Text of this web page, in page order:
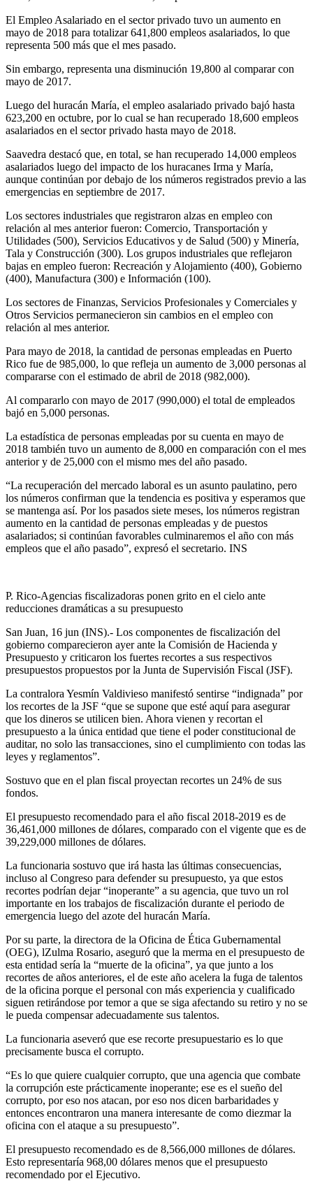
El Empleo Asalariado en el sector privado tuvo un aumento en
mayo de 2018 para totalizar 641,800 empleos asalariados, lo que
representa 500 más que el mes pasado.
Sin embargo, representa una disminución 19,800 al comparar con
mayo de 2017.
Luego del huracán María, el empleo asalariado privado bajó hasta
623,200 en octubre, por lo cual se han recuperado 18,600 empleos
asalariados en el sector privado hasta mayo de 2018.
Saavedra destacó que, en total, se han recuperado 14,000 empleos
asalariados luego del impacto de los huracanes Irma y María,
aunque continúan por debajo de los números registrados previo a las
emergencias en septiembre de 2017.
Los sectores industriales que registraron alzas en empleo con
relación al mes anterior fueron: Comercio, Transportación y
Utilidades (500), Servicios Educativos y de Salud (500) y Minería,
Tala y Construcción (300). Los grupos industriales que reflejaron
bajas en empleo fueron: Recreación y Alojamiento (400), Gobierno
(400), Manufactura (300) e Información (100).
Los sectores de Finanzas, Servicios Profesionales y Comerciales y
Otros Servicios permanecieron sin cambios en el empleo con
relación al mes anterior.
Para mayo de 2018, la cantidad de personas empleadas en Puerto
Rico fue de 985,000, lo que refleja un aumento de 3,000 personas al
compararse con el estimado de abril de 2018 (982,000).
Al compararlo con mayo de 2017 (990,000) el total de empleados
bajó en 5,000 personas.
La estadística de personas empleadas por su cuenta en mayo de
2018 también tuvo un aumento de 8,000 en comparación con el mes
anterior y de 25,000 con el mismo mes del año pasado.
“La recuperación del mercado laboral es un asunto paulatino, pero
los números confirman que la tendencia es positiva y esperamos que
se mantenga así. Por los pasados siete meses, los números registran
aumento en la cantidad de personas empleadas y de puestos
asalariados; si continúan favorables culminaremos el año con más
empleos que el año pasado”, expresó el secretario. INS
P. Rico-Agencias fiscalizadoras ponen grito en el cielo ante
reducciones dramáticas a su presupuesto
San Juan, 16 jun (INS).- Los componentes de fiscalización del
gobierno comparecieron ayer ante la Comisión de Hacienda y
Presupuesto y criticaron los fuertes recortes a sus respectivos
presupuestos propuestos por la Junta de Supervisión Fiscal (JSF).
La contralora Yesmín Valdivieso manifestó sentirse “indignada” por
los recortes de la JSF “que se supone que esté aquí para asegurar
que los dineros se utilicen bien. Ahora vienen y recortan el
presupuesto a la única entidad que tiene el poder constitucional de
auditar, no solo las transacciones, sino el cumplimiento con todas las
leyes y reglamentos”.
Sostuvo que en el plan fiscal proyectan recortes un 24% de sus
fondos.
El presupuesto recomendado para el año fiscal 2018-2019 es de
36,461,000 millones de dólares, comparado con el vigente que es de
39,229,000 millones de dólares.
La funcionaria sostuvo que irá hasta las últimas consecuencias,
incluso al Congreso para defender su presupuesto, ya que estos
recortes podrían dejar “inoperante” a su agencia, que tuvo un rol
importante en los trabajos de fiscalización durante el periodo de
emergencia luego del azote del huracán María.
Por su parte, la directora de la Oficina de Ética Gubernamental
(OEG), lZulma Rosario, aseguró que la merma en el presupuesto de
esta entidad sería la “muerte de la oficina”, ya que junto a los
recortes de años anteriores, el de este año acelera la fuga de talentos
de la oficina porque el personal con más experiencia y cualificado
siguen retirándose por temor a que se siga afectando su retiro y no se
le pueda compensar adecuadamente sus talentos.
La funcionaria aseveró que ese recorte presupuestario es lo que
precisamente busca el corrupto.
“Es lo que quiere cualquier corrupto, que una agencia que combate
la corrupción este prácticamente inoperante; ese es el sueño del
corrupto, por eso nos atacan, por eso nos dicen barbaridades y
entonces encontraron una manera interesante de como diezmar la
oficina con el ataque a su presupuesto”.
El presupuesto recomendado es de 8,566,000 millones de dólares.
Esto representaría 968,00 dólares menos que el presupuesto
recomendado por el Ejecutivo.